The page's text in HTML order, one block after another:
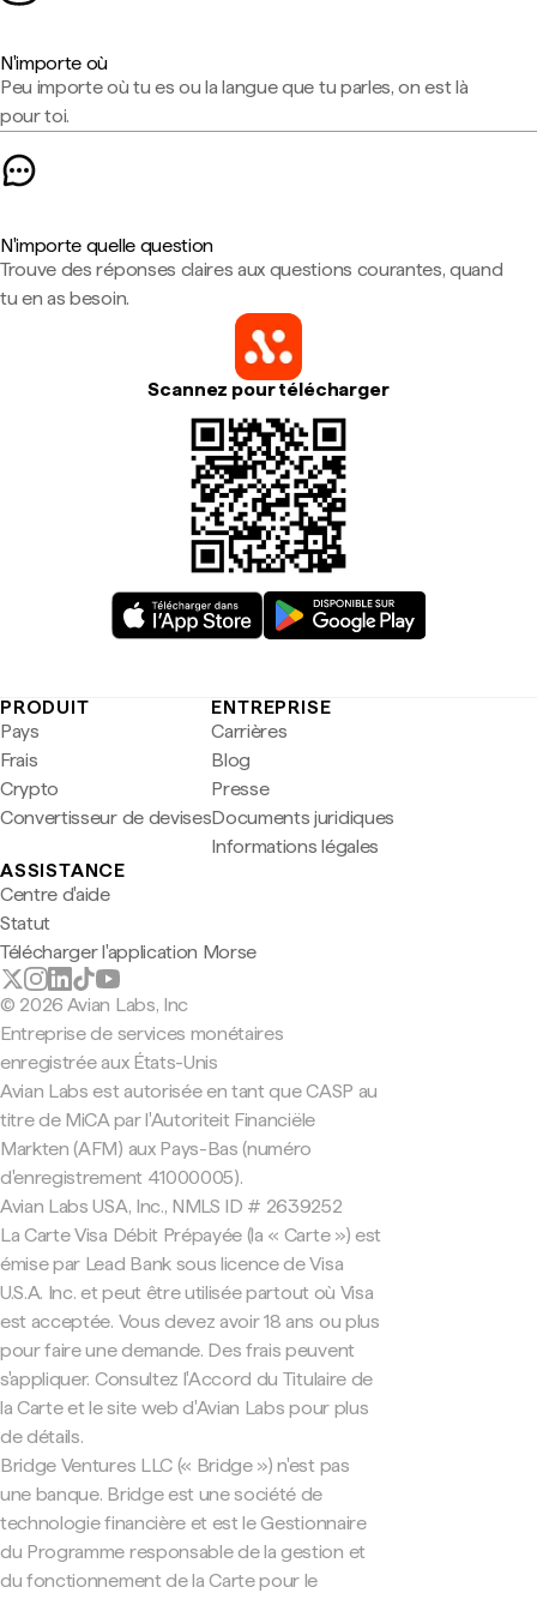
N'importe où
Peu importe où tu es ou la langue que tu parles, on est là
pour toi.
N'importe quelle question
Trouve des réponses claires aux questions courantes, quand
tu en as besoin.
Scannez pour télécharger
PRODUIT
Pays
Frais
Crypto
Convertisseur de devises
ENTREPRISE
Carrières
Blog
Presse
Documents juridiques
Informations légales
ASSISTANCE
Centre d'aide
Statut
Télécharger l'application Morse
© 2026 Avian Labs, Inc
Entreprise de services monétaires
enregistrée aux États-Unis
Avian Labs est autorisée en tant que CASP au
titre de MiCA par l'Autoriteit Financiële
Markten (AFM) aux Pays-Bas (numéro
d'enregistrement 41000005).
Avian Labs USA, Inc., NMLS ID # 2639252
La Carte Visa Débit Prépayée (la « Carte ») est
émise par Lead Bank sous licence de Visa
U.S.A. Inc. et peut être utilisée partout où Visa
est acceptée. Vous devez avoir 18 ans ou plus
pour faire une demande. Des frais peuvent
s'appliquer. Consultez l'Accord du Titulaire de
la Carte et le site web d'Avian Labs pour plus
de détails.
Bridge Ventures LLC (« Bridge ») n'est pas
une banque. Bridge est une société de
technologie financière et est le Gestionnaire
du Programme responsable de la gestion et
du fonctionnement de la Carte pour le